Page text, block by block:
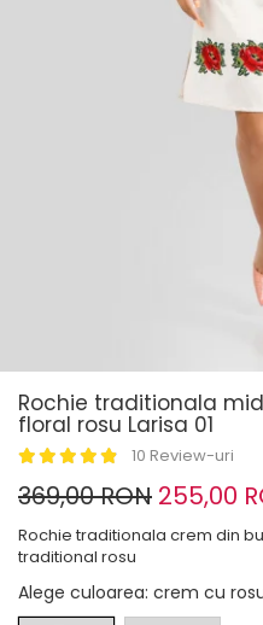
Rochie traditionala
floral rosu Larisa 01
10 Review-uri
369,00 RON 255,00
Rochie traditionala crem din
traditional rosu
Alege culoarea: crem cu